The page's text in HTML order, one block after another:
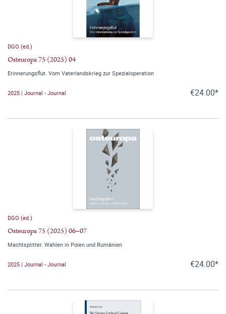
DGO (ed.)
Osteuropa 75 (2025) 04
Erinnerungsflut. Vom Vaterlandskrieg zur Spezialoperation
2025 | Journal - Journal €24.00*
DGO (ed.)
Osteuropa 75 (2025) 06–07
Machtsplitter. Wahlen in Polen und Rumänien
2025 | Journal - Journal €24.00*